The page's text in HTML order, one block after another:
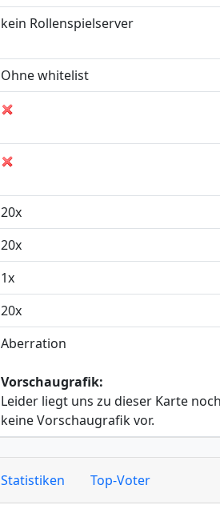
kein Rollenspielserver
Ohne whitelist
20x
20x
1x
20x
Aberration
Vorschaugrafik:
Leider liegt uns zu dieser Karte
keine Vorschaugrafik vor.
Statistiken Top-Voter